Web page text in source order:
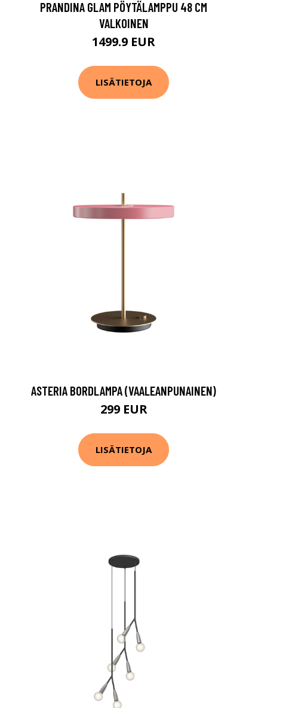
PRANDINA GLAM PÖYTÄLAMPPU 48 CM
VALKOINEN
1499.9 EUR
LISÄTIETOJA
ASTERIA BORDLAMPA (VAALEANPUNAINEN)
299 EUR
LISÄTIETOJA